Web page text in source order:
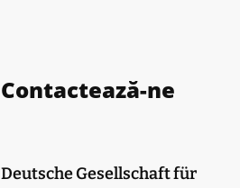
Contactează-ne
Deutsche Gesellschaft für